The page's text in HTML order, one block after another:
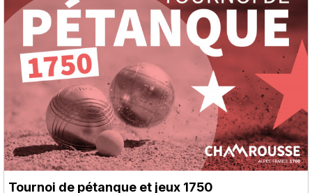
Tournoi de pétanque et jeux 1750